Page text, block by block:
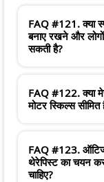
FAQ #121. क्या
बनाए रखने और
सकती है?
FAQ #122. क्या
मोटर स्किल्स
FAQ #123.
थेरेपिस्ट का चयन
चाहिए?